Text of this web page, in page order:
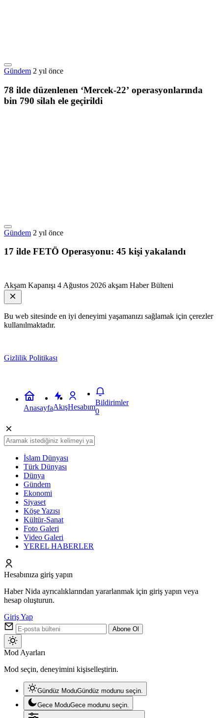
Gündem 2 yıl önce
78 ilde düzenlenen ‘Mercek-22’ operasyonlarında
bin 790 silah ele geçirildi
Gündem 2 yıl önce
17 ilde FETÖ Operasyonu: 45 kişi yakalandı
Akşam Kapanışı 4 Ağustos 2026 akşam Haber Bülteni
Bu web sitesinde en iyi deneyimi yaşamanızı sağlamak için çerezler
kullanılmaktadır.
Gizlilik Politikası
AnasayfaAkışHesabım
Bildirimler
0
İslam Dünyası
Türk Dünyası
Dünya
Gündem
Ekonomi
Siyaset
Köşe Yazısı
Kültür-Sanat
Foto Galeri
Video Galeri
YEREL HABERLER
Hesabınıza giriş yapın
Haber Nida ayrıcalıklarından yararlanmak için giriş yapın veya
hesap oluşturun.
Giriş Yap
Abone Ol
Mod
değiştir
Mod Ayarları
Mod seçin, deneyimini kişiselleştirin.
Gündüz ModuGündüz modunu seçin.
Gece ModuGece modunu seçin.